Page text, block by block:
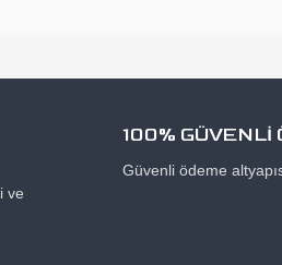
ve
100% GÜVENLİ
Güvenli ödeme